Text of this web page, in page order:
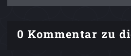
0 Kommentar zu